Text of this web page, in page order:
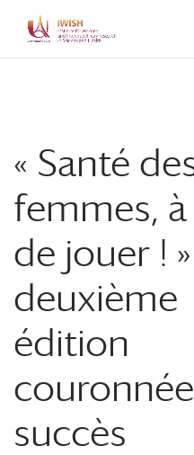
contenu
« Santé
femmes,
de jouer !
deuxième
édition
succès